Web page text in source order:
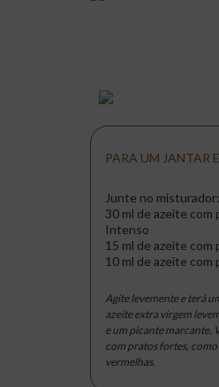
PARA UM JANTAR
Junte no misturador:
30 ml de azeite com
Intenso
15 ml de azeite com
10 ml de azeite com
Agite levemente e terá
azeite extra virgem
e um picante marcante.
com pratos fortes, como
vermelhas.